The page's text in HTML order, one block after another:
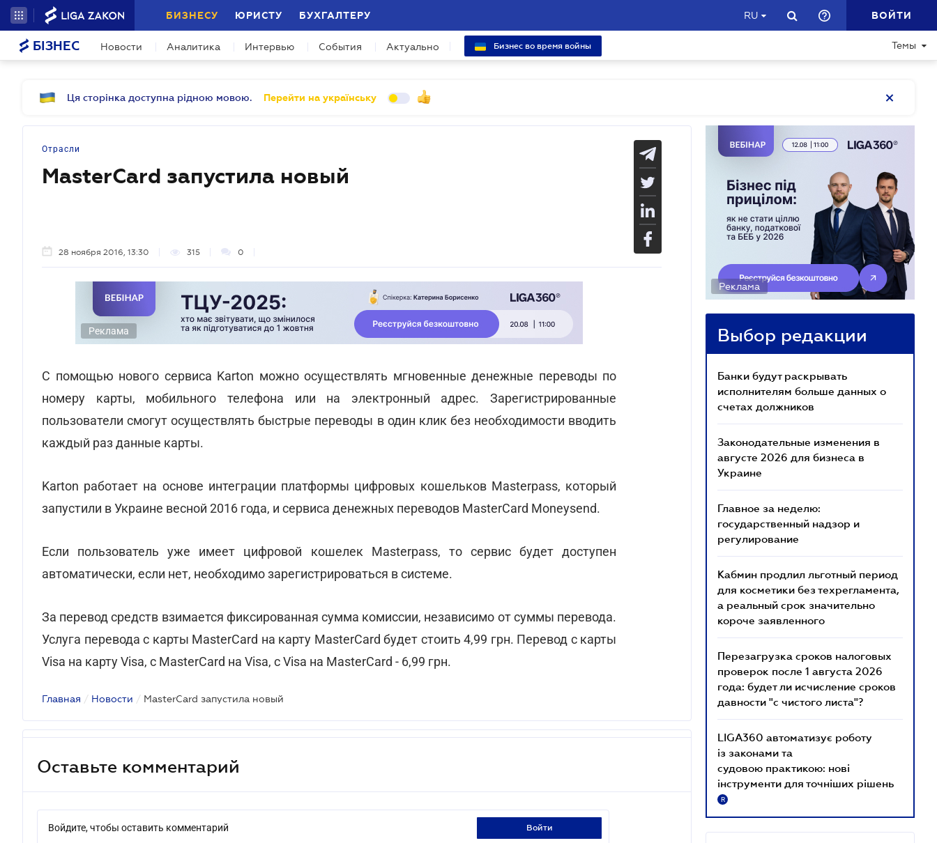
БИЗНЕСУ ЮРИСТУ БУХГАЛТЕРУ RU ВОЙТИ
БІЗНЕС Новости Аналитика Интервью События Актуально Бизнес во время войны Темы
Ця сторінка доступна рідною мовою. Перейти на українську
Отрасли
MasterCard запустила новый
28 ноября 2016, 13:30 315 0
Реклама
С помощью нового сервиса Karton можно осуществлять мгновенные денежные переводы по
номеру карты, мобильного телефона или на электронный адрес. Зарегистрированные
пользователи смогут осуществлять быстрые переводы в один клик без необходимости вводить
каждый раз данные карты.
Karton работает на основе интеграции платформы цифровых кошельков Masterpass, который
запустили в Украине весной 2016 года, и сервиса денежных переводов MasterCard Moneysend.
Если пользователь уже имеет цифровой кошелек Masterpass, то сервис будет доступен
автоматически, если нет, необходимо зарегистрироваться в системе.
За перевод средств взимается фиксированная сумма комиссии, независимо от суммы перевода.
Услуга перевода с карты MasterCard на карту MasterCard будет стоить 4,99 грн. Перевод с карты
Visa на карту Visa, с MasterCard на Visa, с Visa на MasterCard - 6,99 грн.
Главная / Новости / MasterCard запустила новый
Оставьте комментарий
Войдите, чтобы оставить комментарий войти
Реклама
Выбор редакции
Банки будут раскрывать
исполнителям больше данных о
счетах должников
Законодательные изменения в
августе 2026 для бизнеса в
Украине
Главное за неделю:
государственный надзор и
регулирование
Кабмин продлил льготный период
для косметики без техрегламента,
а реальный срок значительно
короче заявленного
Перезагрузка сроков налоговых
проверок после 1 августа 2026
года: будет ли исчисление сроков
давности "с чистого листа"?
LIGA360 автоматизує роботу
із законами та
судовою практикою: нові
інструменти для точніших рішень
R